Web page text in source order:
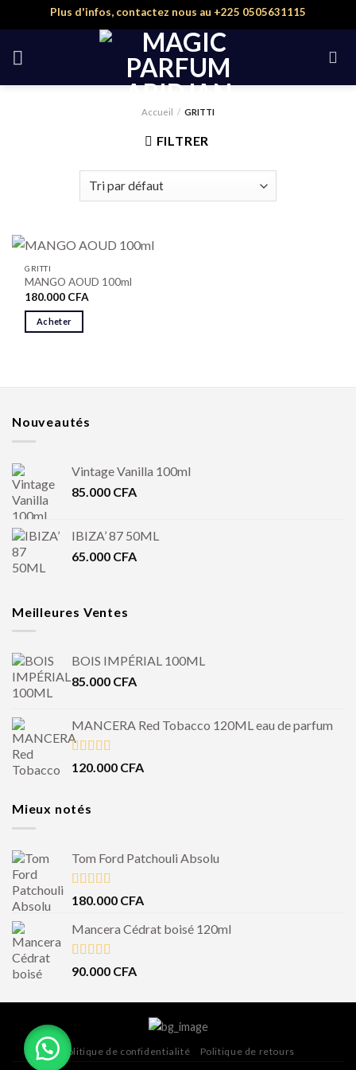
to
content
Plus d'infos, contactez nous au +225 0505631115
Accueil / GRITTI
FILTRER
GRITTI
MANGO AOUD 100ml
180.000 CFA
Acheter
Nouveautés
Vintage Vanilla 100ml
85.000 CFA
IBIZA’ 87 50ML
65.000 CFA
Meilleures Ventes
BOIS IMPÉRIAL 100ML
85.000 CFA
MANCERA Red Tobacco 120ML eau de parfum
Note4.50
120.000 CFA
Mieux notés
Tom Ford Patchouli Absolu
Note5.00
180.000 CFA
Mancera Cédrat boisé 120ml
Note5.00
90.000 CFA
Politique de confidentialité Politique de retours